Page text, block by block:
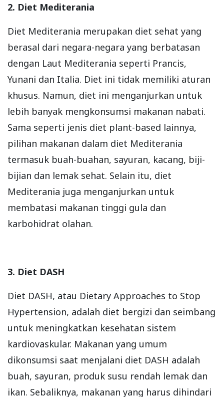
2. Diet Mediterania
Diet Mediterania merupakan diet sehat yang
berasal dari negara-negara yang berbatasan
dengan Laut Mediterania seperti Prancis,
Yunani dan Italia. Diet ini tidak memiliki aturan
khusus. Namun, diet ini menganjurkan untuk
lebih banyak mengkonsumsi makanan nabati.
Sama seperti jenis diet plant-based lainnya,
pilihan makanan dalam diet Mediterania
termasuk buah-buahan, sayuran, kacang, biji-
bijian dan lemak sehat. Selain itu, diet
Mediterania juga menganjurkan untuk
membatasi makanan tinggi gula dan
karbohidrat olahan.
3. Diet DASH
Diet DASH, atau Dietary Approaches to Stop
Hypertension, adalah diet bergizi dan seimbang
untuk meningkatkan kesehatan sistem
kardiovaskular. Makanan yang umum
dikonsumsi saat menjalani diet DASH adalah
buah, sayuran, produk susu rendah lemak dan
ikan. Sebaliknya, makanan yang harus dihindari